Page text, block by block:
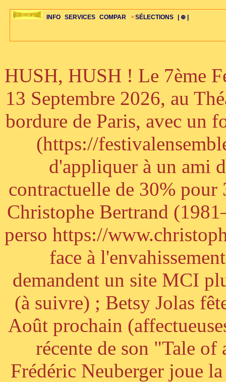
INFO
ÉDITORIAUX ACTUS-CONCERTS HISTOIRE PAYS STYLES-ÉCOLES
SERVICES
MAJ-LISTE ARCH-CONCERTS LIENS RADIOS VIDÉOS PLAN FAQS
COMPAR
SÉLECTION GUIDE-EXPRESS ŒUVRES BIOGRAPHIES PERSPECTIVE
SÉLECTIONS
SÉLECTION COMPOS-INTRO COMPO-INDIV ŒUVRES-INDIV
| ⊕ |
20ÈME PARAL 1001 CD TOP-REC BONUS-ROMANS BONUS-FILMS
CELLO-C
ALTO-C
VIOLON-C
PIANO-CONC GRAND-
HUSH, HUSH ! Le 7ème
13 Septembre 2026, au
bordure de Paris, avec un
(https://
d'appliquer à un ami
contractuelle de 30% pour
Christophe Bertrand
perso https://
face à
demandent un site MCI
(à suivre) ; Betsy Jolas
Août prochain
récente de son "Tale of
Frédéric Neuberger joue